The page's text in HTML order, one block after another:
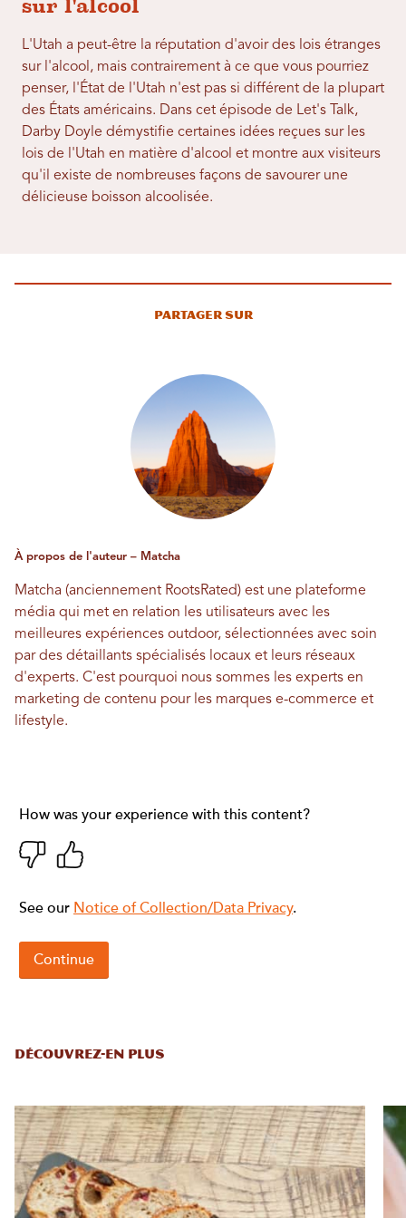
sur l'alcool
L'Utah a peut-être la réputation d'avoir des lois étranges
sur l'alcool, mais contrairement à ce que vous pourriez
penser, l'État de l'Utah n'est pas si différent de la plupart
des États américains. Dans cet épisode de Let's Talk,
Darby Doyle démystifie certaines idées reçues sur les
lois de l'Utah en matière d'alcool et montre aux visiteurs
qu'il existe de nombreuses façons de savourer une
délicieuse boisson alcoolisée.
Partager sur
À propos de l'auteur – Matcha
Matcha (anciennement RootsRated) est une plateforme
média qui met en relation les utilisateurs avec les
meilleures expériences outdoor, sélectionnées avec soin
par des détaillants spécialisés locaux et leurs réseaux
d'experts. C'est pourquoi nous sommes les experts en
marketing de contenu pour les marques e-commerce et
lifestyle.
DÉCOUVREZ-EN PLUS